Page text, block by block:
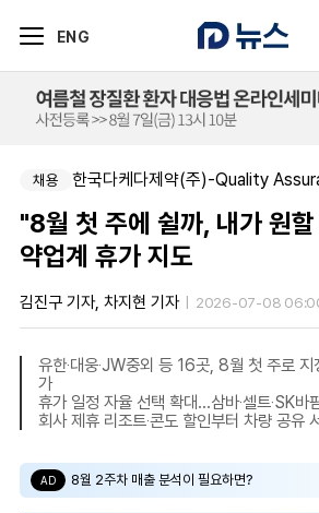
ENG
채용 한국다케다제약(주)-Quality
"8월 첫 주에 쉴까, 내가 원
약업계 휴가 지도
김진구 기자, 차지현 기자 2026-07-08
유한‧대웅‧JW중외 등 16곳, 8월 첫 주로
가
휴가 일정 자율 선택 확대…삼바‧셀트‧SK바
회사 제휴 리조트‧콘도 할인부터 차량 공유
AD 8월 2주차 매출 분석이 필요하면?